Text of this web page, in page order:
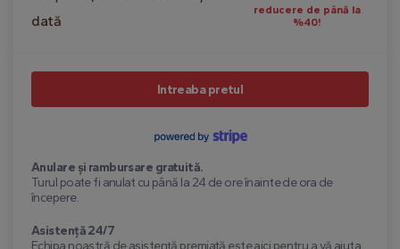
dată
reducere de până la
%40!
Intreaba pretul
Anulare și rambursare gratuită.
Turul poate fi anulat cu până la 24 de ore înainte de ora de
începere.
Asistență 24/7
Echipa noastră de asistență premiată este aici pentru a vă ajuta